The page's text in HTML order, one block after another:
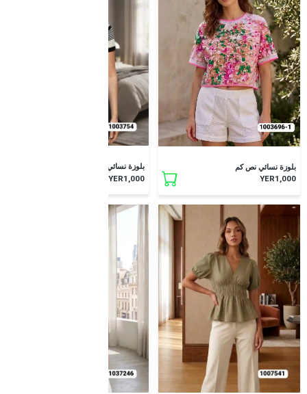
بلوزة نسائي نص كم
YER1,000
بلوزة نسائي نص كم ليكرا مقلم
YER1,000